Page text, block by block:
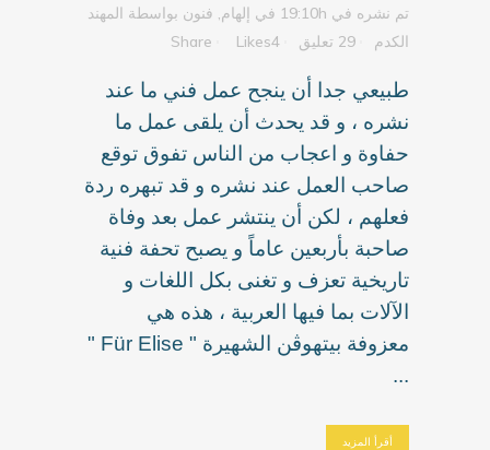
تم نشره في 19:10h في إلهام, فنون بواسطة المهند
الكدم
29 تعليق 4
Likes
Share
طبيعي جدا أن ينجح عمل فني ما عند
نشره ، و قد يحدث أن يلقى عمل ما
حفاوة و اعجاب من الناس تفوق توقع
صاحب العمل عند نشره و قد تبهره ردة
فعلهم ، لكن أن ينتشر عمل بعد وفاة
صاحبة بأربعين عاماً و يصبح تحفة فنية
تاريخية تعزف و تغنى بكل اللغات و
الآلات بما فيها العربية ، هذه هي
معزوفة بيتهوڤن الشهيرة " Für Elise "
...
أقرأ المزيد